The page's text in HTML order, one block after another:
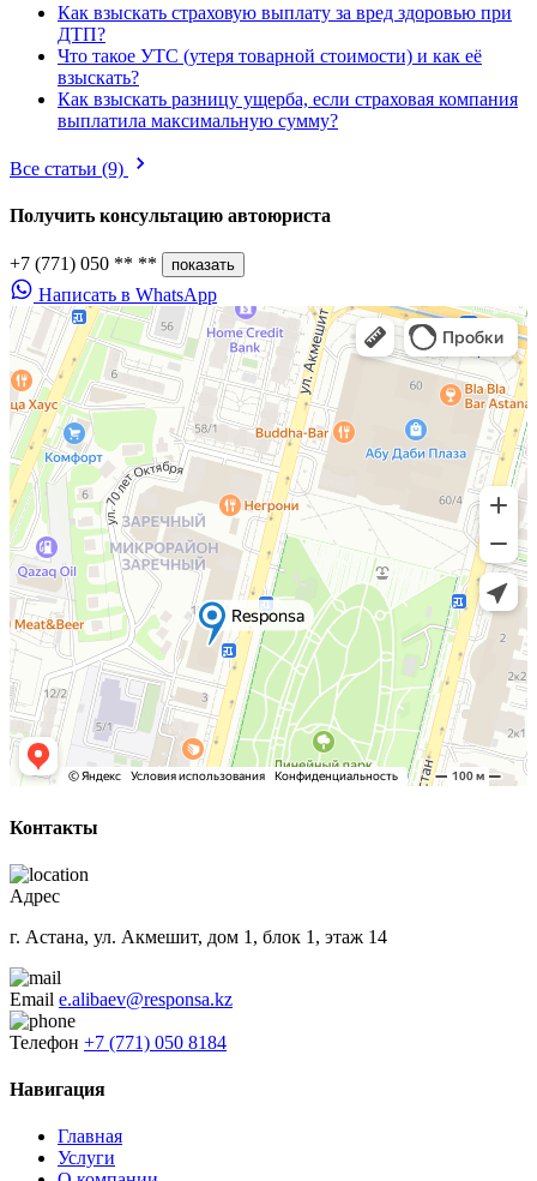
Как взыскать страховую выплату за вред здоровью при
ДТП?
Что такое УТС (утеря товарной стоимости) и как её
взыскать?
Как взыскать разницу ущерба, если страховая компания
выплатила максимальную сумму?
Все статьи (9)
Получить консультацию автоюриста
+7 (771) 050 ** ** показать
Написать в WhatsApp
Контакты
Адрес
г. Астана, ул. Акмешит, дом 1, блок 1, этаж 14
Email e.alibaev@responsa.kz
Телефон +7 (771) 050 8184
Навигация
Главная
Услуги